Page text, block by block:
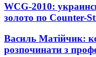
WCG-2010:
золото по Counter-
Василь Матійчик:
розпочинати з